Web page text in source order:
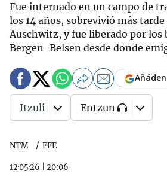
Fue internado en un campo de
los 14 años, sobrevivió más tarde
Auschwitz, y fue liberado por los
Bergen-Belsen desde donde
NTM EFE
12·05·26 20:06
Itzuli Entzun